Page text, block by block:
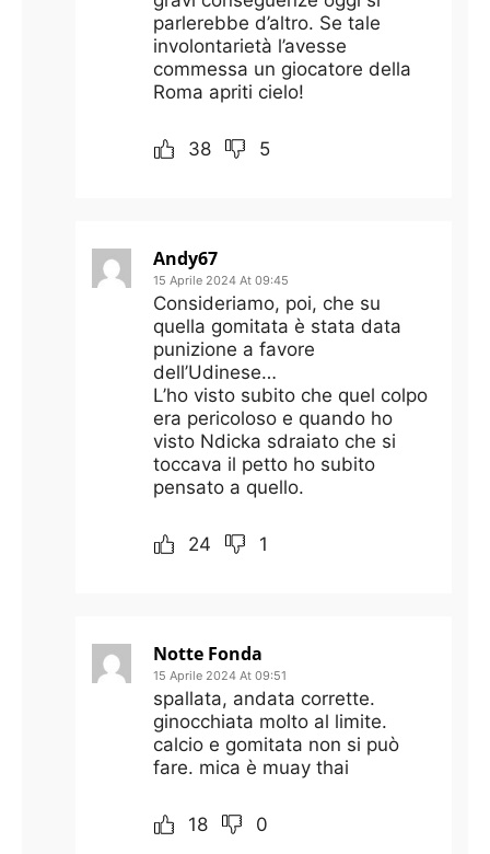
parlerebbe d’altro. Se tale
involontarietà l’avesse
commessa un giocatore della
Roma apriti cielo!
38 5
Andy67
15 Aprile 2024 At 09:45
Consideriamo, poi, che su
quella gomitata è stata data
punizione a favore
dell’Udinese…
L’ho visto subito che quel colpo
era pericoloso e quando ho
visto Ndicka sdraiato che si
toccava il petto ho subito
pensato a quello.
24 1
Notte Fonda
15 Aprile 2024 At 09:51
spallata, andata corrette.
ginocchiata molto al limite.
calcio e gomitata non si può
fare. mica è muay thai
18 0